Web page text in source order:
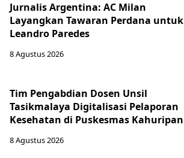
Jurnalis Argentina: AC Milan
Layangkan Tawaran Perdana untuk
Leandro Paredes
8 Agustus 2026
Tim Pengabdian Dosen Unsil
Tasikmalaya Digitalisasi Pelaporan
Kesehatan di Puskesmas Kahuripan
8 Agustus 2026